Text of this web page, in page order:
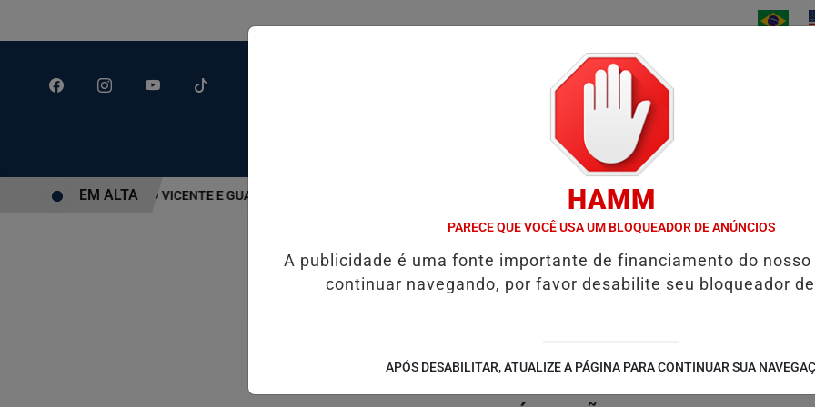
NOTÍCIAS / BAIXE AGORA
DE SANTOS, SÃO VICENTE E GUARUJÁ MELHORAM DESEMPENHO TONEL ENTERRADO NO QUINTAL DE CASA REVELA
EM ALTA HAMM
PARECE QUE VOCÊ USA UM BLOQUEADOR DE ANÚNCIOS
A publicidade é uma fonte importante de financiamento do nosso
continuar navegando, por favor desabilite seu bloqueador
APÓS DESABILITAR, ATUALIZE A PÁGINA PARA CONTINUAR SUA